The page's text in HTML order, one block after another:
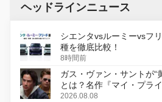
ヘッドラインニュース
シエンタvsルーミーvsフ
種を徹底比較！
8時間前
ガス・ヴァン・サントが“
とは？名作『マイ・プラ
初のデジタルリマスター版
2026.08.08